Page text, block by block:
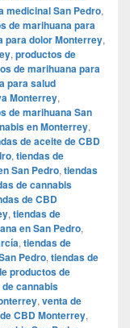
medicinal San Pedro,
de marihuana para
para dolor Monterrey,
, productos de
de marihuana para
para salud
Monterrey,
de marihuana San
en Monterrey,
de aceite de CBD
, tiendas de
San Pedro, tiendas
de cannabis
de CBD
, tiendas de
en San Pedro,
, tiendas de
Pedro, tiendas de
productos de
cannabis
, venta de
CBD Monterrey,